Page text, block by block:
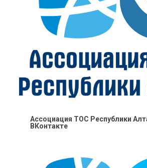
Ассоциация ТОС Республики
ВКонтакте